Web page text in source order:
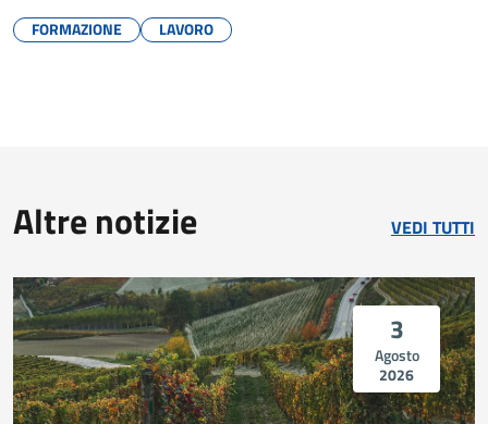
FORMAZIONE LAVORO
Altre notizie VEDI TUTTI
3
Agosto
2026